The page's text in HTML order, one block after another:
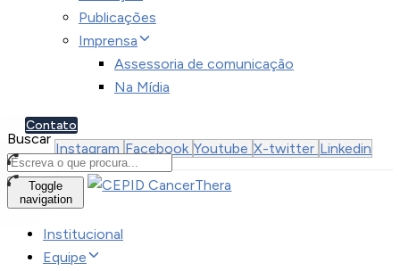
Publicações
Imprensa
Assessoria de comunicação
Na Mídia
Contato
Instagram Facebook Youtube X-twitter Linkedin
Buscar
Search
Toggle
navigation
Institucional
Equipe